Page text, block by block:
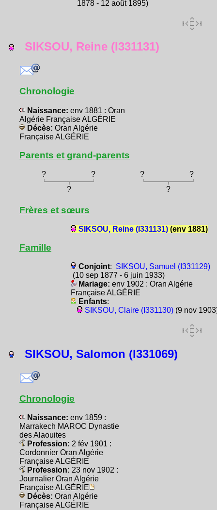
1878 - 12 août 1895)
SIKSOU, Reine (I331131)
Chronologie
Naissance: env 1881 : Oran
Algérie Française ALGÉRIE
Décès: Oran Algérie
Française ALGÉRIE
Parents et grand-parents
? ? ?
?
?
?
Frères et sœurs
SIKSOU, Reine (I331131)(env 1881)
Famille
Conjoint: SIKSOU, Samuel (I331129)
(10 sep 1877 - 6 juin 1933)
Mariage: env 1902 : Oran Algérie
Française ALGÉRIE
Enfants:
SIKSOU, Claire (I331130)(9 nov
SIKSOU, Salomon (I331069)
Chronologie
Naissance: env 1859 :
Marrakech MAROC Dynastie
des Alaouites
Profession: 2 fév 1901 :
Cordonnier Oran Algérie
Française ALGÉRIE
Profession: 23 nov 1902 :
Journalier Oran Algérie
Française ALGÉRIE
Décès: Oran Algérie
Française ALGÉRIE